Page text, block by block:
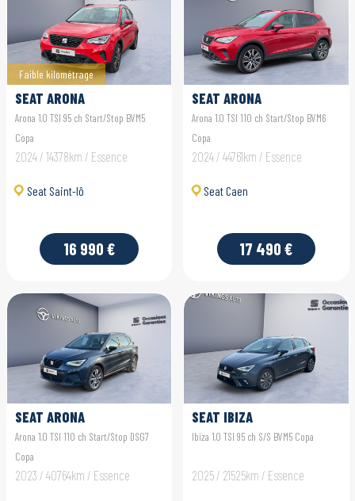
Faible kilométrage
SEAT ARONA
Arona 1.0 TSI 95 ch Start/Stop BVM5
Copa
2024 / 14378km / Essence
Seat Saint-lô
16 990 €
SEAT ARONA
Arona 1.0 TSI 110 ch Start/Stop BVM6
Copa
2024 / 44761km / Essence
Seat Caen
17 490 €
SEAT ARONA
Arona 1.0 TSI 110 ch Start/Stop DSG7
Copa
2023 / 40764km / Essence
SEAT IBIZA
Ibiza 1.0 TSI 95 ch S/S BVM5 Copa
2025 / 21525km / Essence